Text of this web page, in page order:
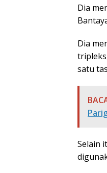
Dia
Dia
satu
Selain